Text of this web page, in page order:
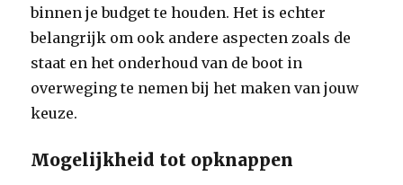
binnen je budget te houden. Het is echter
belangrijk om ook andere aspecten zoals de
staat en het onderhoud van de boot in
overweging te nemen bij het maken van jouw
keuze.
Mogelijkheid tot opknappen